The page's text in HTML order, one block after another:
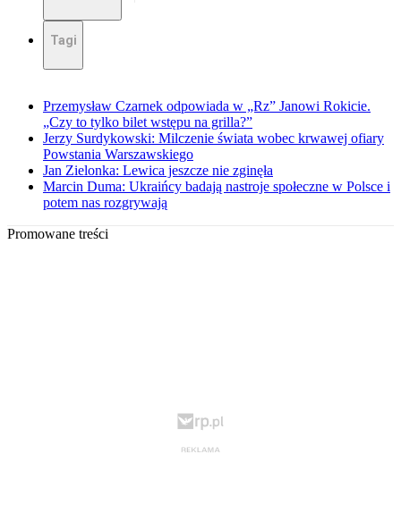
Tagi
Przemysław Czarnek odpowiada w „Rz” Janowi Rokicie.
„Czy to tylko bilet wstępu na grilla?”
Jerzy Surdykowski: Milczenie świata wobec krwawej ofiary
Powstania Warszawskiego
Jan Zielonka: Lewica jeszcze nie zginęła
Marcin Duma: Ukraińcy badają nastroje społeczne w Polsce i
potem nas rozgrywają
Promowane treści